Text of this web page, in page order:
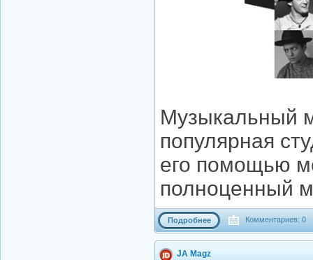
Музыкальный
популярная
его помощью
полноценный
Подробнее Комментариев: 0
JA Magz